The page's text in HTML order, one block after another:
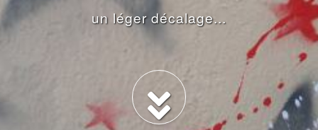
un léger décalage...